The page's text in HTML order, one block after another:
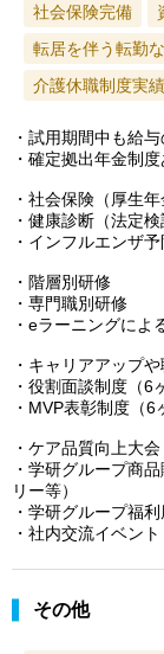
社会保険完備
転居を伴う転勤
介護休職制度実
・試用期間中も給
・確定拠出年金制度
・社会保険（厚生
・健康診断（法定
・インフルエンザ
・階層別研修
・専門職別研修
・eラーニングによ
・キャリアアップ
・役割面談制度（6
・MVP表彰制度（6
・ケア品質向上大会
・学研グループ商
リー等）
・学研グループ福
・社内交流イベン
その他